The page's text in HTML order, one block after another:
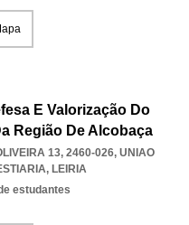
E Valorização Do
Região De Alcobaça
13, 2460-026, UNIAO
, LEIRIA
estudantes